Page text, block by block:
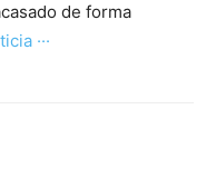
de forma
···